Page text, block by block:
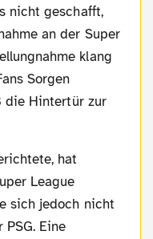
nicht geschafft,
an der Super
klang
Sorgen
die Hintertür zur
League
sich jedoch nicht
Eine